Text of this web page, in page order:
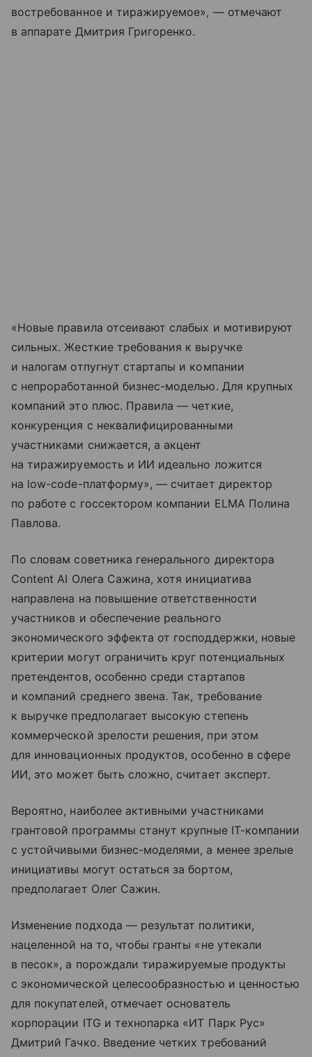
востребованное и тиражируемое», — отмечают
в аппарате Дмитрия Григоренко.
«Новые правила отсеивают слабых и мотивируют
сильных. Жесткие требования к выручке
и налогам отпугнут стартапы и компании
с непроработанной бизнес-моделью. Для крупных
компаний это плюс. Правила — четкие,
конкуренция с неквалифицированными
участниками снижается, а акцент
на тиражируемость и ИИ идеально ложится
на low-code-платформу», — считает директор
по работе с госсектором компании ELMA Полина
Павлова.
По словам советника генерального директора
Content AI Олега Сажина, хотя инициатива
направлена на повышение ответственности
участников и обеспечение реального
экономического эффекта от господдержки, новые
критерии могут ограничить круг потенциальных
претендентов, особенно среди стартапов
и компаний среднего звена. Так, требование
к выручке предполагает высокую степень
коммерческой зрелости решения, при этом
для инновационных продуктов, особенно в сфере
ИИ, это может быть сложно, считает эксперт.
Вероятно, наиболее активными участниками
грантовой программы станут крупные IT-компании
с устойчивыми бизнес-моделями, а менее зрелые
инициативы могут остаться за бортом,
предполагает Олег Сажин.
Изменение подхода — результат политики,
нацеленной на то, чтобы гранты «не утекали
в песок», а порождали тиражируемые продукты
с экономической целесообразностью и ценностью
для покупателей, отмечает основатель
корпорации ITG и технопарка «ИТ Парк Рус»
Дмитрий Гачко. Введение четких требований